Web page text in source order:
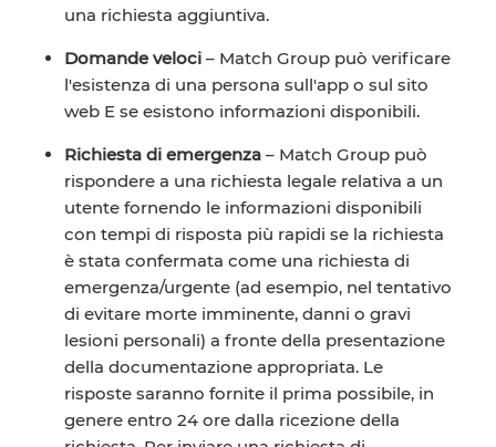
una richiesta aggiuntiva.
Domande veloci– Match Group può verificare
l'esistenza di una persona sull'app o sul sito
web E se esistono informazioni disponibili.
Richiesta di emergenza– Match Group può
rispondere a una richiesta legale relativa a un
utente fornendo le informazioni disponibili
con tempi di risposta più rapidi se la richiesta
è stata confermata come una richiesta di
emergenza/urgente (ad esempio, nel tentativo
di evitare morte imminente, danni o gravi
lesioni personali) a fronte della presentazione
della documentazione appropriata. Le
risposte saranno fornite il prima possibile, in
genere entro 24 ore dalla ricezione della